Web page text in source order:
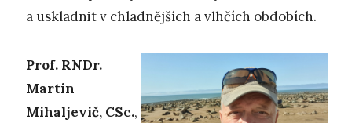
a uskladnit v chladnějších a vlhčích obdobích.
Prof. RNDr.
Martin
Mihaljevič, CSc.,